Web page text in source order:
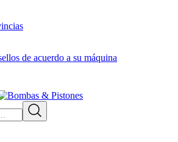
de acuerdo a su máquina